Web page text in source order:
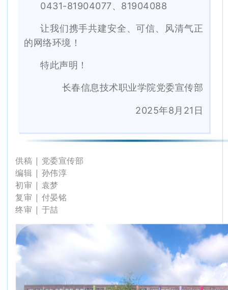
0431-81904077、81904088
让我们携手共建安全、可信、风清气正
的网络环境！
特此声明！
长春信息技术职业学院党委宣传部
2025年8月21日
供稿 | 党委宣传部
编辑 | 孙伟淳
初审 | 袁梦
复审 | 付晏铭
终审 | 于喆